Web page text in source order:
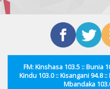
FM: Kinshasa 103.5 :: Bunia
Kindu 103.0 :: Kisangani 94.8
Mbandaka